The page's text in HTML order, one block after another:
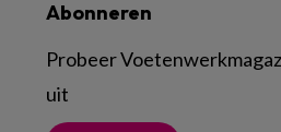
Abonneren
Probeer
uit